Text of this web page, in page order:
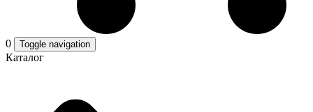
0 Toggle navigation
Каталог